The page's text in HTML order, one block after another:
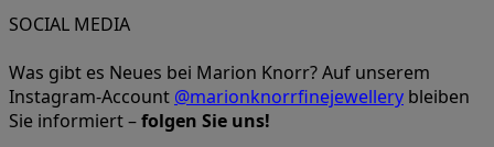
SOCIAL MEDIA
Was gibt es Neues bei Marion Knorr? Auf unserem
Instagram-Account @marionknorrfinejewellery bleiben
Sie informiert –folgen Sie uns!